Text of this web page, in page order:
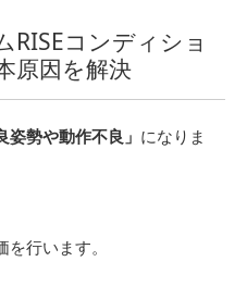
RISEコンディショ
原因を解決
姿勢や動作不良」 になりま
行います。